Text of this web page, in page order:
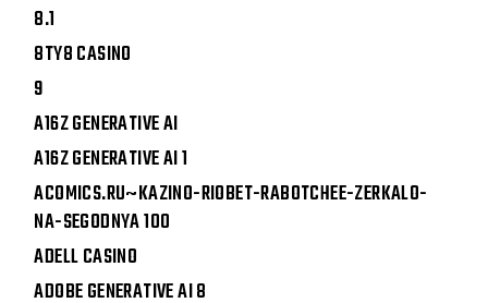
8.1
8TY8 CASINO
9
A16Z GENERATIVE AI
A16Z GENERATIVE AI 1
ACOMICS.RU~KAZINO-RIOBET-RABOTCHEE-ZERKALO-
NA-SEGODNYA 100
ADELL CASINO
ADOBE GENERATIVE AI 8